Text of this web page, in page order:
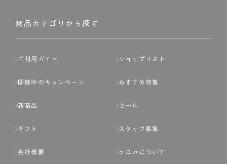
ません。
ページへの入力、または弊社が別途指定する方法に従って
基づき判断した場合は、弊社は、その登録を取り消すこと
商品カテゴリから探す
ご利用ガイド ショップリスト
開催中のキャンペーン おすすめ特集
新商品 セール
ギフト スタッフ募集
会社概要 ケユカについて